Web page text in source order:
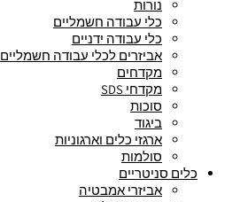
נורות
כלי עבודה חשמליים
כלי עבודה ידניים
אביזרים לכלי עבודה חשמליים
מקדחים
מקדחי SDS
סוכות
ביגוד
ארגזי כלים וארגוניות
סולמות
כלים סניטריים
אביזרי אמבטיה